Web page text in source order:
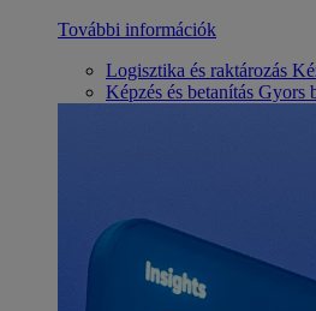
További információk
Logisztika és raktározás
Képzés és betanítás Gyors